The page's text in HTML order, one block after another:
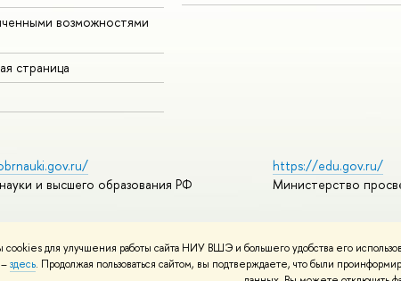
для улучшения работы сайта НИУ ВШЭ и большего удобства его
здесь. Продолжая пользоваться сайтом, вы подтверждаете, что были
возможностями
страница
и высшего образования РФ
https://edu.gov.ru/
Министерство
Адреса и контактыУсловия использования материалов Политика
HSE Slab разработаны вШколе дизайна НИУ ВШЭ